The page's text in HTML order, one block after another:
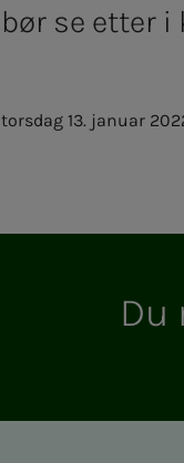
bør se etter
torsdag 13. januar
Du